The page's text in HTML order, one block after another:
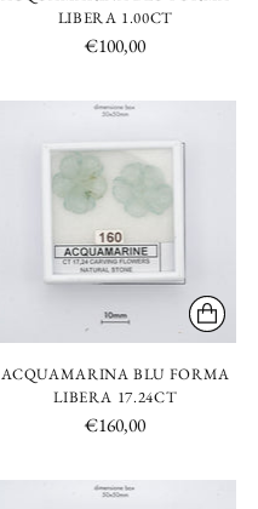
LIBERA 1.00CT
€100,00
ACQUAMARINA BLU FORMA
LIBERA 17.24CT
€160,00